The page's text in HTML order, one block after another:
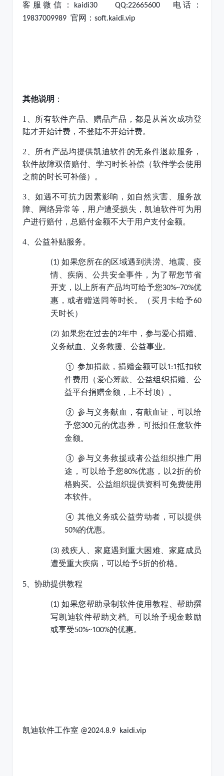
客服微信： kaidi30 QQ:22665600 电话：
19837009989 官网： soft.kaidi.vip
其他说明 ：
1、 所有软件产品、赠品产品，都是从首次成功登
陆才开始计费，不登陆不开始计费。
2、 所有产品均提供凯迪软件的无条件退款服务，
软件故障双倍赔付、学习时长补偿（软件学会使用
之前的时长可补偿）。
3、如遇不可抗力因素影响，如自然灾害、服务故
障、网络异常等，用户遭受损失，凯迪软件可为用
户进行赔付，总赔付金额不大于用户支付金额。
4、 公益补贴服务。
(1)如果您所在的区域遇到洪涝、地震、疫
情、疾病、公共安全事件，为了帮您节省
开支，以上所有产品均可给予您30%~70%优
惠，或者赠送同等时长。（买月卡给予60
天时长）
(2) 如果您在过去的2年中，参与爱心捐赠、
义务献血、义务救援、公益事业。
① 参加捐款，捐赠金额可以1:1抵扣软
件费用（爱心筹款、公益组织捐赠、公
益平台捐赠金额，上不封顶）。
②参与义务献血，有献血证，可以给
予您300元的优惠券，可抵扣任意软件
金额。
③参与义务救援或者公益组织推广用
途，可以给予您80%优惠，以2折的价
格购买。公益组织提供资料可免费使用
本软件。
④其他义务或公益劳动者，可以提供
50%的优惠。
(3)残疾人、家庭遇到重大困难、家庭成员
遭受重大疾病，可以给予5折的价格。
5、 协助提供教程
(1)如果您帮助录制软件使用教程、帮助撰
写凯迪软件帮助文档。可以给予现金鼓励
或享受50%~100%的优惠。
凯迪软件工作室 @2024.8.9 kaidi.vip